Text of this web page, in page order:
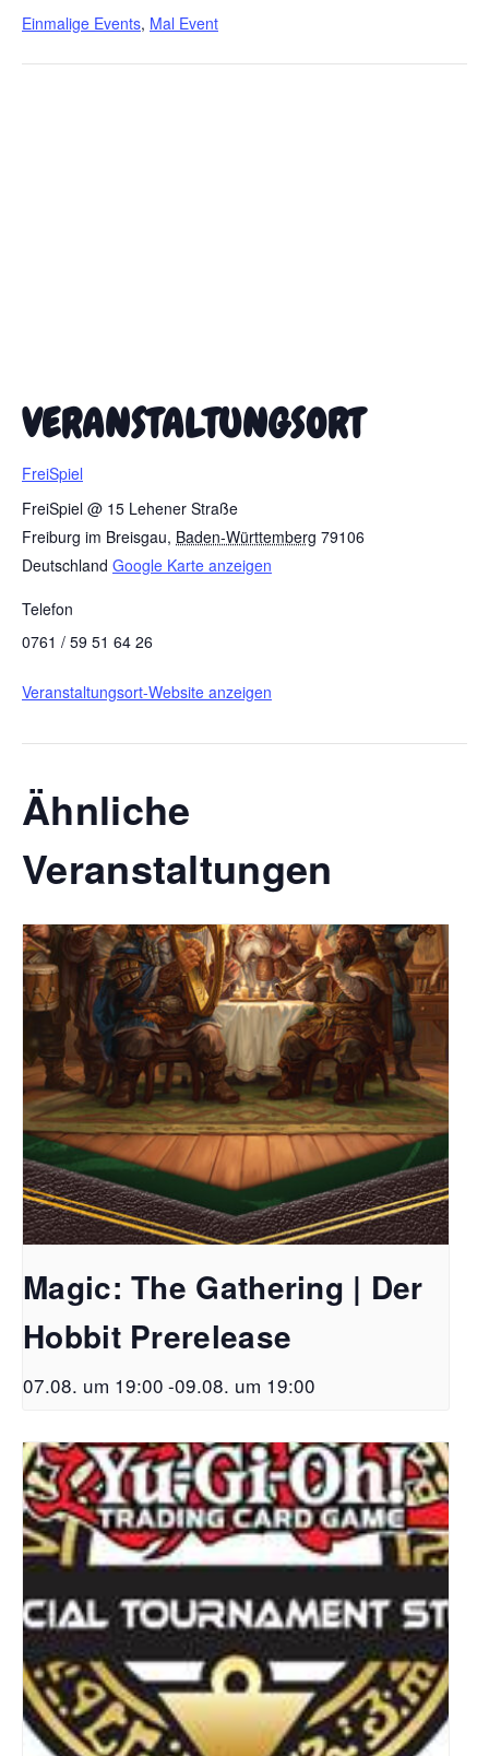
Einmalige Events, Mal Event
VERANSTALTUNGSORT
FreiSpiel
FreiSpiel @ 15 Lehener Straße
Freiburg im Breisgau, Baden-Württemberg 79106
Deutschland Google Karte anzeigen
Telefon
0761 / 59 51 64 26
Veranstaltungsort-Website anzeigen
Ähnliche
Veranstaltungen
Magic: The Gathering | Der
Hobbit Prerelease
07.08. um 19:00 -09.08. um 19:00